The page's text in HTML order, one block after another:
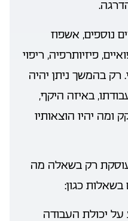
נוספים, אשפוז
פיזיותרפיה, ריפוי
רק בהמשך ניתן יהיה
באיזה היקף,
יהיו הוצאותיו
רק בשאלה מה
כגון:
יכולת העבודה